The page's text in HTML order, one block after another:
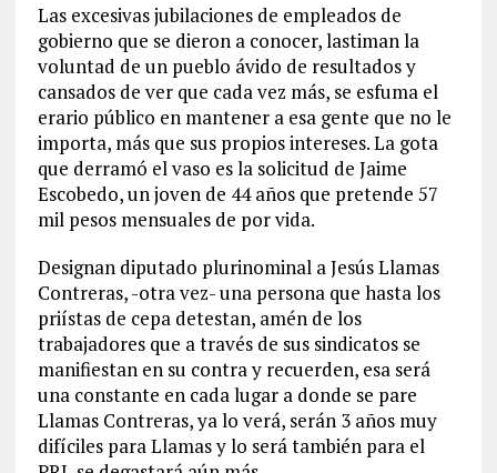
Las excesivas jubilaciones de empleados de
gobierno que se dieron a conocer, lastiman la
voluntad de un pueblo ávido de resultados y
cansados de ver que cada vez más, se esfuma el
erario público en mantener a esa gente que no le
importa, más que sus propios intereses. La gota
que derramó el vaso es la solicitud de Jaime
Escobedo, un joven de 44 años que pretende 57
mil pesos mensuales de por vida.
Designan diputado plurinominal a Jesús Llamas
Contreras, -otra vez- una persona que hasta los
priístas de cepa detestan, amén de los
trabajadores que a través de sus sindicatos se
manifiestan en su contra y recuerden, esa será
una constante en cada lugar a donde se pare
Llamas Contreras, ya lo verá, serán 3 años muy
difíciles para Llamas y lo será también para el